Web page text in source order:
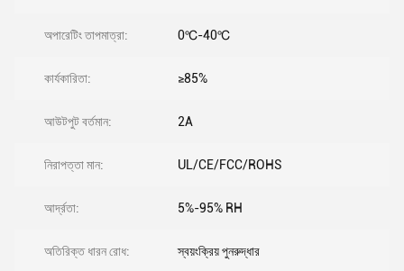
অপারেটিং তাপমাত্রা: 0℃-40℃
কার্যকারিতা: ≥85%
আউটপুট বর্তমান: 2A
নিরাপত্তা মান: UL/CE/FCC/ROHS
আর্দ্রতা: 5%-95% RH
অতিরিক্ত ধারন রোধ: স্বয়ংক্রিয় পুনরুদ্ধার